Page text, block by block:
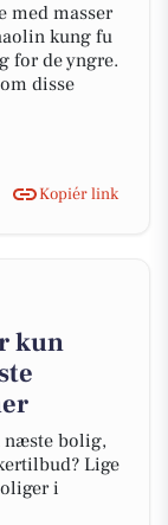
med masser
kung fu
for de yngre.
disse
Kopiér link
kun
næste bolig,
Lige
i